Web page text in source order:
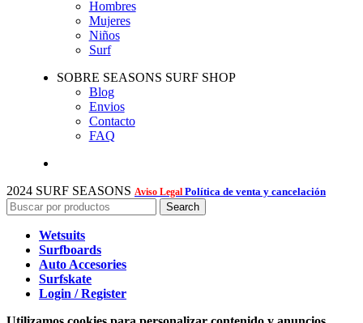
Hombres
Mujeres
Niños
Surf
SOBRE SEASONS SURF SHOP
Blog
Envios
Contacto
FAQ
2024 SURF SEASONS Aviso Legal Política de venta y cancelación
Search
Wetsuits
Surfboards
Auto Accesories
Surfskate
Login / Register